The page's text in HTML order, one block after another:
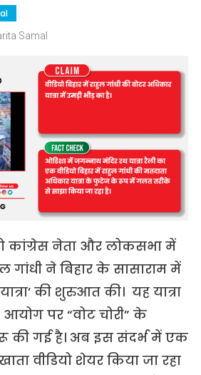
Samal
कांग्रेस नेता और लोकसभा में
गांधी ने बिहार के सासाराम में
की शुरुआत की। यह यात्रा
आयोग पर “वोट चोरी” के
की गई है। अब इस संदर्भ में एक
वीडियो शेयर किया जा रहा